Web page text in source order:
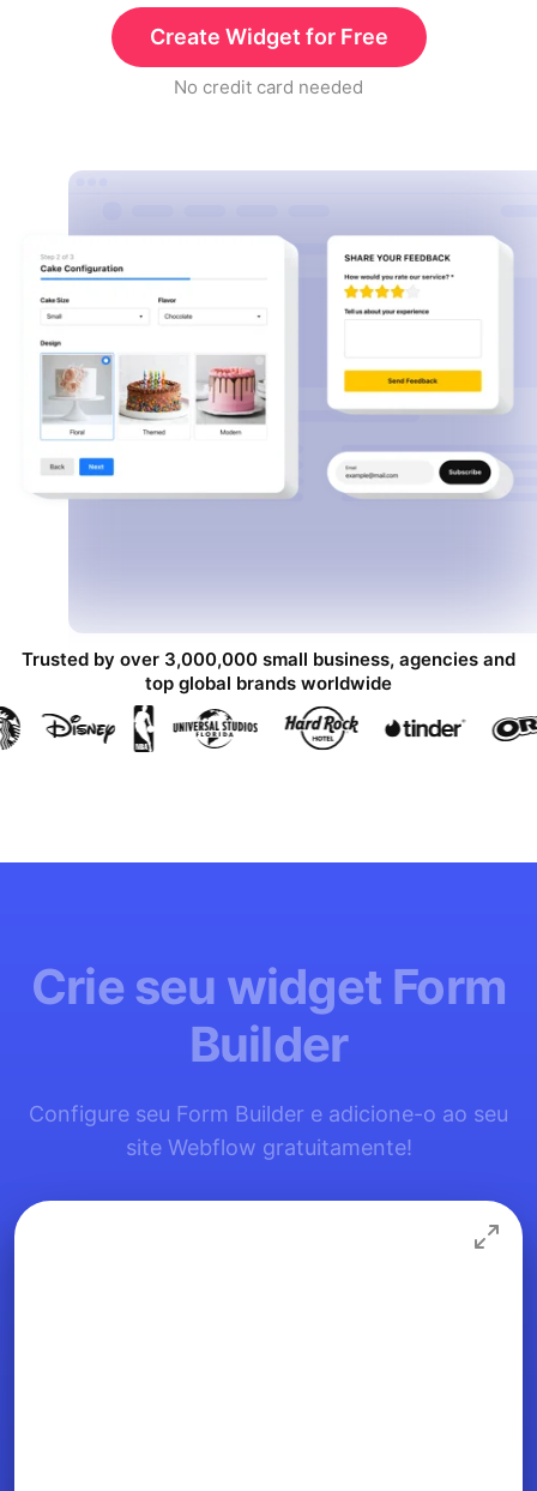
Create Widget for Free
No credit card needed
Trusted by over 3,000,000 small business, agencies and
top global brands worldwide
Crie seu widget Form
Builder
Configure seu Form Builder e adicione-o ao seu
site Webflow gratuitamente!